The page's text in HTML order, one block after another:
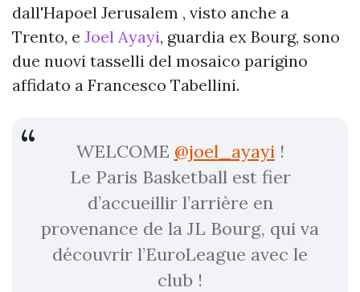
dall'Hapoel Jerusalem , visto anche a
Trento, e Joel Ayayi, guardia ex Bourg, sono
due nuovi tasselli del mosaico parigino
affidato a Francesco Tabellini.
WELCOME @joel_ayayi!
Le Paris Basketball est fier
d’accueillir l’arrière en
provenance de la JL Bourg, qui va
découvrir l’EuroLeague avec le
club !